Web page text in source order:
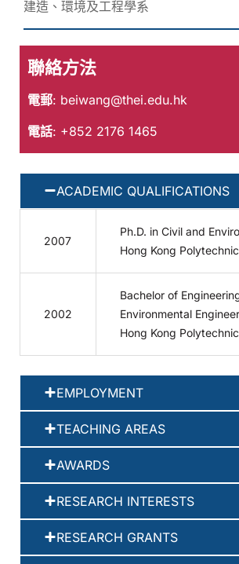
建造、環境及工程學系
聯絡方法
電郵: beiwang@thei.edu.hk
電話: +852 2176 1465
ACADEMIC QUALIFICATIONS
2007
Ph.D. in Civil and
Hong Kong
2002
Bachelor of
Environmental
Hong Kong
EMPLOYMENT
TEACHING AREAS
AWARDS
RESEARCH INTERESTS
RESEARCH GRANTS